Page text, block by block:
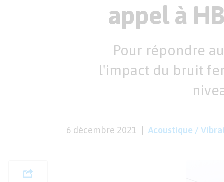
appel à
Pour répondre
l'impact du bruit
6 décembre 2021 Acoustique /